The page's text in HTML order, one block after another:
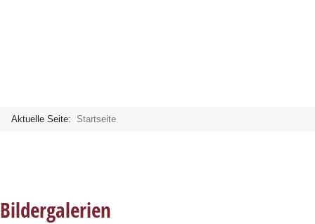
Aktuelle Seite: Startseite
Bildergalerien